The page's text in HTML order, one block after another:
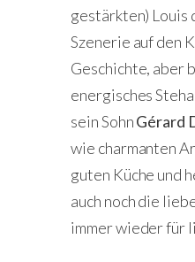
gestärkten) Louis
Szenerie auf den
Geschichte, aber
energisches
sein SohnGérard
wie charmanten
guten Küche und
auch noch die
immer wieder für